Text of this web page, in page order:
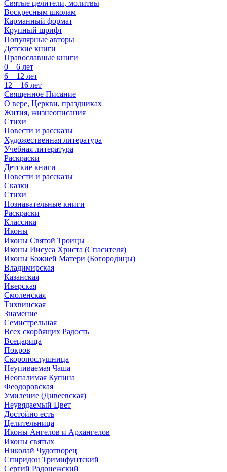
Святые целители, молитвы
Воскресным школам
Карманный формат
Крупный шрифт
Популярные авторы
Детские книги
Православные книги
0 – 6 лет
6 – 12 лет
12 – 16 лет
Священное Писание
О вере, Церкви, праздниках
Жития, жизнеописания
Стихи
Повести и рассказы
Художественная литература
Учебная литература
Раскраски
Детские книги
Повести и рассказы
Сказки
Стихи
Познавательные книги
Раскраски
Классика
Иконы
Иконы Святой Троицы
Иконы Иисуса Христа (Спасителя)
Иконы Божией Матери (Богородицы)
Владимирская
Казанская
Иверская
Смоленская
Тихвинская
Знамение
Семистрельная
Всех скорбящих Радость
Всецарица
Покров
Скоропослушница
Неупиваемая Чаша
Неопалимая Купина
Феодоровская
Умиление (Дивеевская)
Неувядаемый Цвет
Достойно есть
Целительница
Иконы Ангелов и Архангелов
Иконы святых
Николай Чудотворец
Спиридон Тримифунтский
Сергий Радонежский